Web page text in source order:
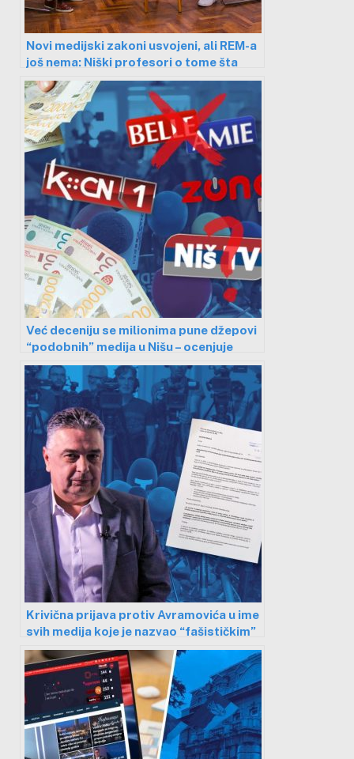
Novi medijski zakoni usvojeni, ali REM-a
još nema: Niški profesori o tome šta
građani/ke mogu da očekuju od
“medijske reforme”?
Već deceniju se milionima pune džepovi
“podobnih” medija u Nišu – ocenjuje
novinarka, a građani priznaju da toga
nisu ni svesni
Krivična prijava protiv Avramovića u ime
svih medija koje je nazvao “fašističkim”